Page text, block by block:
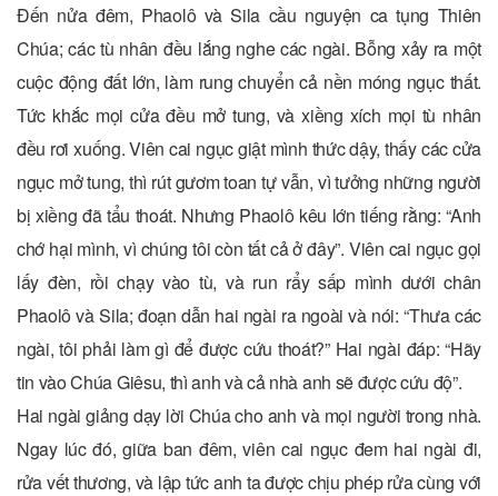
Ðến nửa đêm, Phaolô và Sila cầu nguyện ca tụng Thiên
Chúa; các tù nhân đều lắng nghe các ngài. Bỗng xảy ra một
cuộc động đất lớn, làm rung chuyển cả nền móng ngục thất.
Tức khắc mọi cửa đều mở tung, và xiềng xích mọi tù nhân
đều rơi xuống. Viên cai ngục giật mình thức dậy, thấy các cửa
ngục mở tung, thì rút gươm toan tự vẫn, vì tưởng những người
bị xiềng đã tẩu thoát. Nhưng Phaolô kêu lớn tiếng rằng: “Anh
chớ hại mình, vì chúng tôi còn tất cả ở đây”. Viên cai ngục gọi
lấy đèn, rồi chạy vào tù, và run rẩy sấp mình dưới chân
Phaolô và Sila; đoạn dẫn hai ngài ra ngoài và nói: “Thưa các
ngài, tôi phải làm gì để được cứu thoát?” Hai ngài đáp: “Hãy
tin vào Chúa Giêsu, thì anh và cả nhà anh sẽ được cứu độ”.
Hai ngài giảng dạy lời Chúa cho anh và mọi người trong nhà.
Ngay lúc đó, giữa ban đêm, viên cai ngục đem hai ngài đi,
rửa vết thương, và lập tức anh ta được chịu phép rửa cùng với